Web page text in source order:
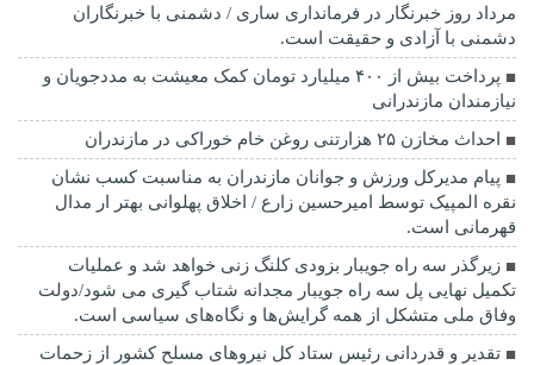
مرداد روز خبرنگار در فرمانداری ساری / دشمنی با خبرنگاران
دشمنی با آزادی و حقیقت است.
پرداخت بیش از ۴۰۰ میلیارد تومان کمک معیشت به مددجویان و
نیازمندان مازندرانی
احداث مخازن ۲۵ هزارتنی روغن خام خوراکی در مازندران
پیام مدیرکل ورزش و جوانان مازندران به مناسبت کسب نشان
نقره المپیک توسط امیرحسین زارع / اخلاق پهلوانی بهتر ار مدال
قهرمانی است.
زیرگذر سه راه جویبار بزودی کلنگ زنی خواهد شد و عملیات
تکمیل نهایی پل سه راه جویبار مجدانه شتاب گیری می شود/دولت
وفاق ملی متشکل از همه گرایش‌ها و نگاه‌های سیاسی است.
تقدیر و قدردانی رئیس ستاد کل نیرو‌های مسلح کشور از زحمات